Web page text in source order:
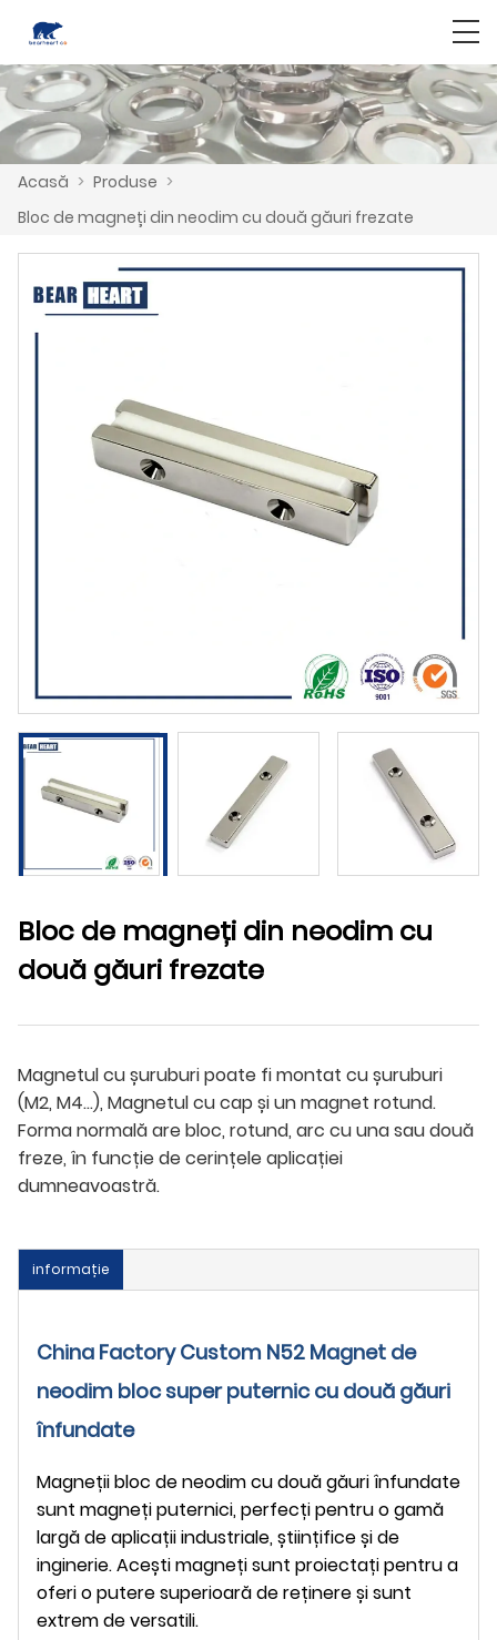
Acasă > Produse >
Bloc de magneți din neodim cu două găuri frezate
Bloc de magneți din neodim cu
două găuri frezate
Magnetul cu șuruburi poate fi montat cu șuruburi
(M2, M4...), Magnetul cu cap și un magnet rotund.
Forma normală are bloc, rotund, arc cu una sau două
freze, în funcție de cerințele aplicației
dumneavoastră.
informație
China Factory Custom N52 Magnet de
neodim bloc super puternic cu două găuri
înfundate
Magneții bloc de neodim cu două găuri înfundate
sunt magneți puternici, perfecți pentru o gamă
largă de aplicații industriale, științifice și de
inginerie. Acești magneți sunt proiectați pentru a
oferi o putere superioară de reținere și sunt
extrem de versatili.